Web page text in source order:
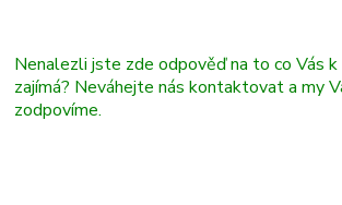
Nenalezli jste zde odpověď na to co Vás
zajímá? Neváhejte nás kontaktovat a my
zodpovíme.